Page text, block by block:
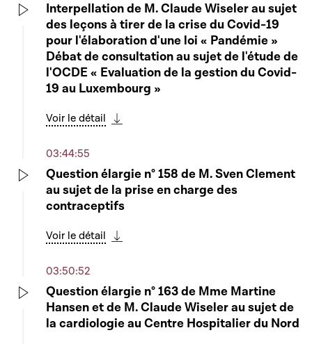
Interpellation de M. Claude Wiseler au sujet
des leçons à tirer de la crise du Covid-19
pour l'élaboration d'une loi « Pandémie »
Débat de consultation au sujet de l'étude de
l'OCDE « Evaluation de la gestion du Covid-
19 au Luxembourg »
Voir le détail
03:44:55
Question élargie n° 158 de M. Sven Clement
au sujet de la prise en charge des
contraceptifs
Voir le détail
03:50:52
Question élargie n° 163 de Mme Martine
Hansen et de M. Claude Wiseler au sujet de
la cardiologie au Centre Hospitalier du Nord